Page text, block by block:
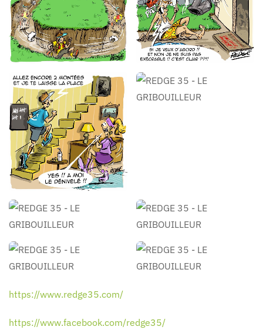
GRIBOUILLEUR
GRIBOUILLEUR
REDGE 35 - LE
GRIBOUILLEUR
REDGE 35 - LE
GRIBOUILLEUR
REDGE 35 - LE
GRIBOUILLEUR
REDGE 35 - LE
GRIBOUILLEUR
REDGE 35 - LE
GRIBOUILLEUR
REDGE 35 - LE
GRIBOUILLEUR
https://www.redge35.com/
https://www.facebook.com/redge35/